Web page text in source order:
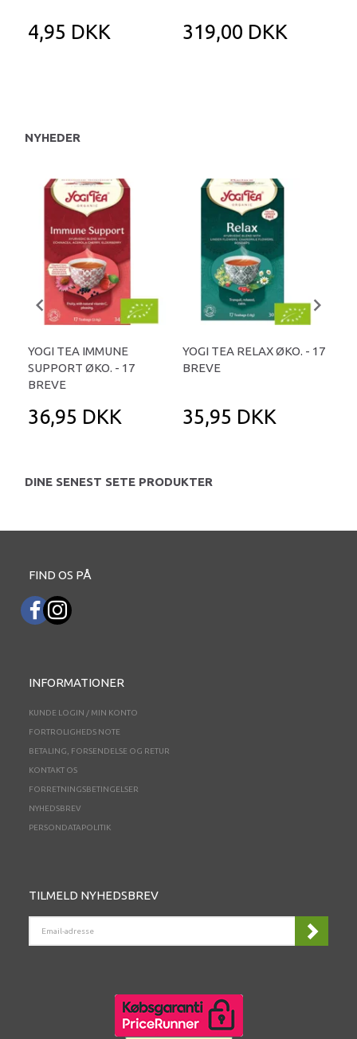
4,95 DKK 319,00 DKK
NYHEDER
YOGI TEA IMMUNE
SUPPORT ØKO. - 17
BREVE
36,95 DKK
YOGI TEA RELAX ØKO. - 17
BREVE
35,95 DKK
DINE SENEST SETE PRODUKTER
FIND OS PÅ
INFORMATIONER
KUNDE LOGIN / MIN KONTO
FORTROLIGHEDS NOTE
BETALING, FORSENDELSE OG RETUR
KONTAKT OS
FORRETNINGSBETINGELSER
NYHEDSBREV
PERSONDATAPOLITIK
TILMELD NYHEDSBREV
ADRESSE